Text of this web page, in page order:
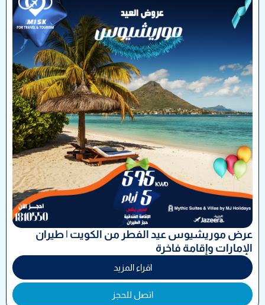
عرض موريشيوس عيد الفطر من الكويت | طيران
الإمارات وإقامة فاخرة
اقراء المزيد
اتصل للحجز